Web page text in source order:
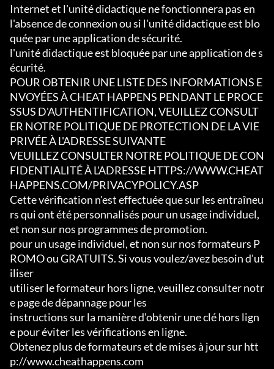
Internet et l'unité didactique ne fonctionnera pas en
l'absence de connexion ou si l'unité didactique est blo
quée par une application de sécurité.
l'unité didactique est bloquée par une application de s
écurité.
POUR OBTENIR UNE LISTE DES INFORMATIONS E
NVOYÉES À CHEAT HAPPENS PENDANT LE PROCE
SSUS D'AUTHENTIFICATION, VEUILLEZ CONSULT
ER NOTRE POLITIQUE DE PROTECTION DE LA VIE
PRIVÉE À L'ADRESSE SUIVANTE
VEUILLEZ CONSULTER NOTRE POLITIQUE DE CON
FIDENTIALITÉ À L'ADRESSE HTTPS://WWW.CHEAT
HAPPENS.COM/PRIVACYPOLICY.ASP
Cette vérification n'est effectuée que sur les entraîneu
rs qui ont été personnalisés pour un usage individuel,
et non sur nos programmes de promotion.
pour un usage individuel, et non sur nos formateurs P
ROMO ou GRATUITS. Si vous voulez/avez besoin d'ut
iliser
utiliser le formateur hors ligne, veuillez consulter notr
e page de dépannage pour les
instructions sur la manière d'obtenir une clé hors lign
e pour éviter les vérifications en ligne.
Obtenez plus de formateurs et de mises à jour sur htt
p://www.cheathappens.com